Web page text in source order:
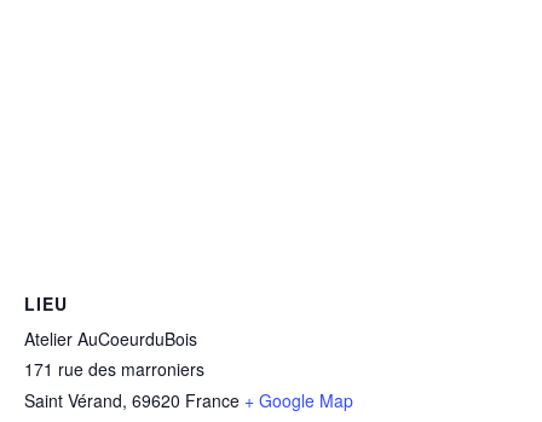
LIEU
Atelier AuCoeurduBois
171 rue des marroniers
Saint Vérand, 69620 France + Google Map